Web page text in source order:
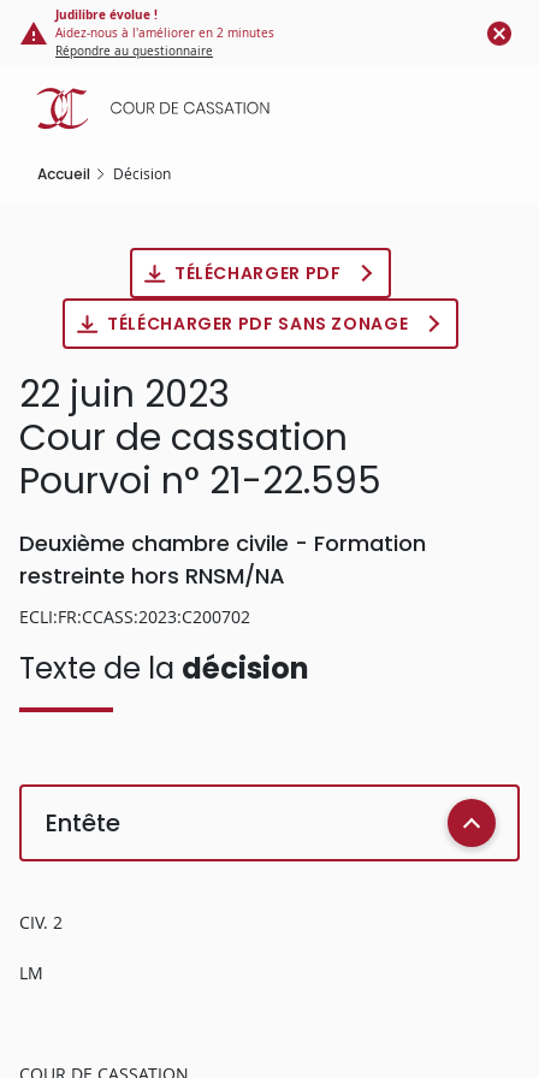
Panneau de gestion des cookies
contenu
principal
Judilibre évolue !
Aidez-nous à l'améliorer en 2 minutes
Répondre au questionnaire
Accueil Décision
TÉLÉCHARGER PDF
TÉLÉCHARGER PDF SANS ZONAGE
22 juin 2023
Cour de cassation
Pourvoi n° 21-22.595
Deuxième chambre civile - Formation
restreinte hors RNSM/NA
ECLI:FR:CCASS:2023:C200702
Texte de la décision
Entête
CIV. 2
LM